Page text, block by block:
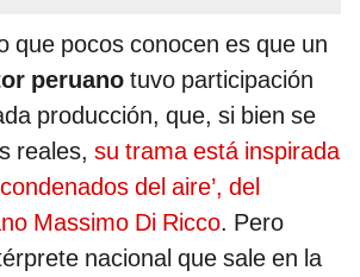
que pocos conocen es que un
peruano tuvo participación
producción, que, si bien se
reales, su trama está inspirada
del aire’, del
Massimo Di Ricco. Pero
nacional que sale en la